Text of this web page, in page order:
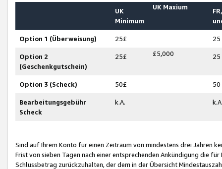
UK
Minimum
UK Maxium
Option 1 (Überweisung) 25£ 25
Option 2
(Geschenkgutschein)
25£ £5,000 25
Option 3 (Scheck) 50£ 50
Bearbeitungsgebühr
Scheck
k.A.
Sind auf Ihrem Konto für einen Zeitraum von mindestens drei Jahren
Frist von sieben Tagen nach einer entsprechenden Ankündigung die
Schlussbetrag zurückzuhalten, der dem in der Übersicht